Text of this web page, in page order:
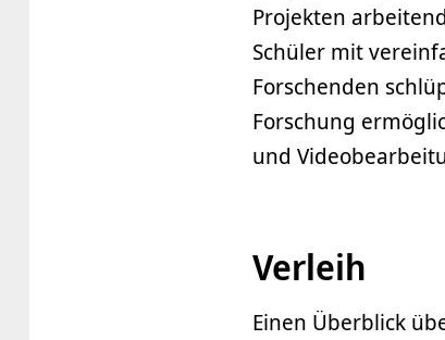
Projekten
Schüler mit
Forschenden
Forschung
und
Verleih
Einen Überblick